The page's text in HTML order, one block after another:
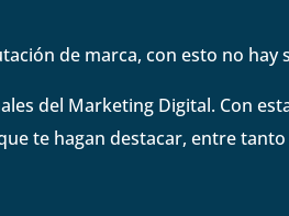
de marca, con esto no
del Marketing Digital. Con
te hagan destacar, entre